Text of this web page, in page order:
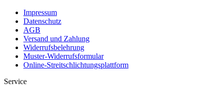
Impressum
Datenschutz
AGB
Versand und Zahlung
Widerrufsbelehrung
Muster-Widerrufsformular
Online-Streitschlichtungsplattform
Service